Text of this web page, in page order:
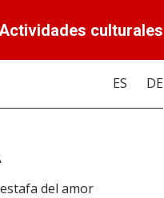
culturales
ES DE
del amor